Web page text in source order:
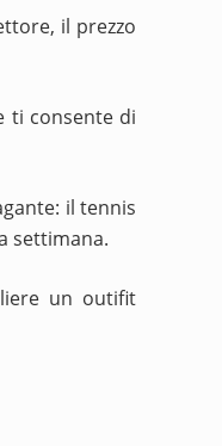
il prezzo
ti consente di
il tennis
settimana.
un outifit